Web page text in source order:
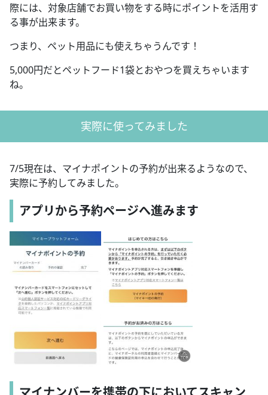
際には、対象店舗でお買い物をする時にポイントを活用す
る事が出来ます。
つまり、ペット用品にも使えちゃうんです！
5,000円だとペットフード1袋とおやつを買えちゃいます
ね。
実際に使ってみました
7/5現在は、マイナポイントの予約が出来るようなので、
実際に予約してみました。
アプリから予約ページへ進みます